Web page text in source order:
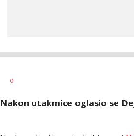
AUTOR
0
Nakon utakmice oglasio se